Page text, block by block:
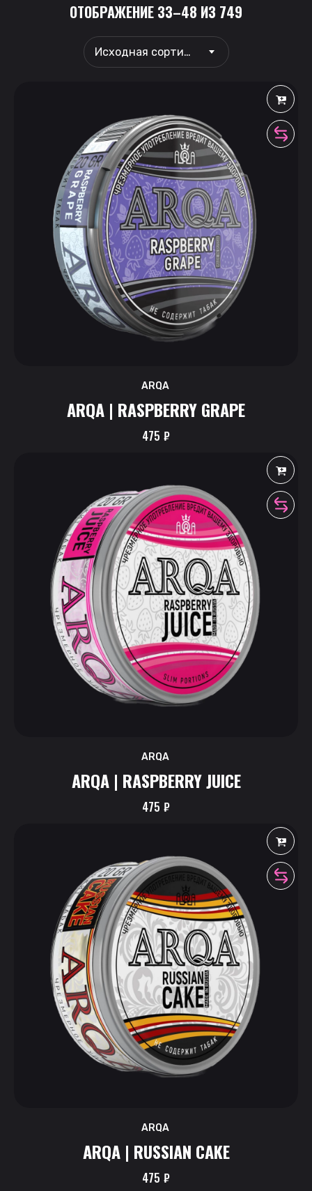
ОТОБРАЖЕНИЕ 33–48 ИЗ 749
Исходная сортировка
ARQA
ARQA | RASPBERRY GRAPE
475₽
ARQA
ARQA | RASPBERRY JUICE
475₽
ARQA
ARQA | RUSSIAN CAKE
475₽